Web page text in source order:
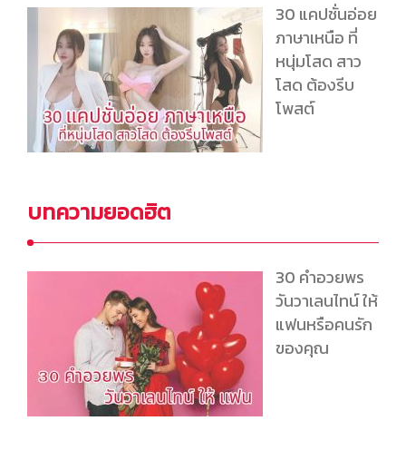
30 แคปชั่นอ่อย
ภาษาเหนือ ที่
หนุ่มโสด สาว
โสด ต้องรีบ
โพสต์
บทความยอดฮิต
30 คําอวยพร
วันวาเลนไทน์ ให้
แฟนหรือคนรัก
ของคุณ